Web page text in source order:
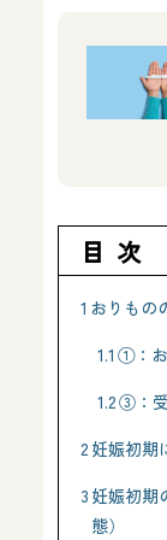
目次
1 おりもの
1.1 ①：お
1.2③：
2 妊娠初期
3 妊娠初期
態）